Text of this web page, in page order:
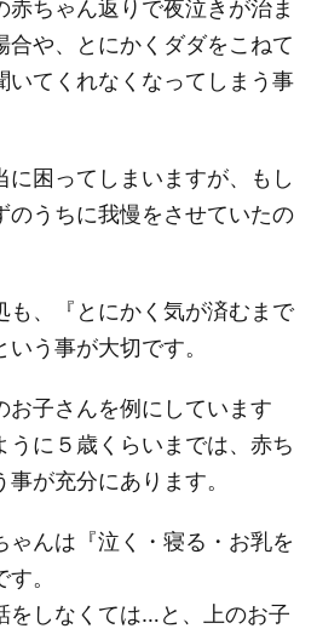
赤ちゃん返りで夜泣きが治ま
合や、とにかくダダをこねて
いてくれなくなってしまう事
に困ってしまいますが、もし
のうちに我慢をさせていたの
も、『とにかく気が済むまで
う事が大切です。
お子さんを例にしています
うに５歳くらいまでは、赤ち
が充分にあります。
ゃんは『泣く・寝る・お乳を
。
をしなくては…と、上のお子